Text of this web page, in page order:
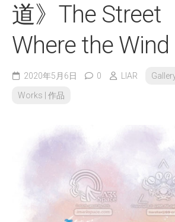
道》The Street
Where the Wind
2020年5月6日 0 LIAR
Works | 作品